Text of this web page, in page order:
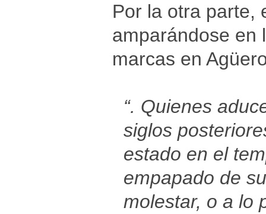
Por la otra parte,
amparándose en
marcas en
“. Quienes
siglos
estado en el
empapado de
molestar, o a lo